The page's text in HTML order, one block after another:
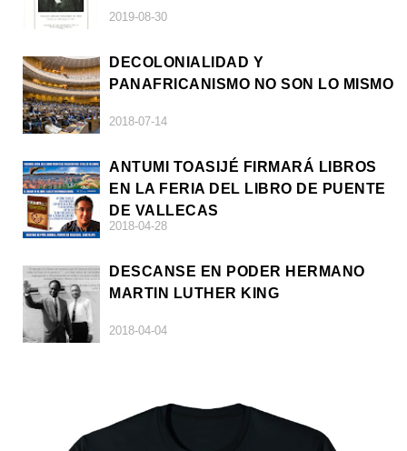
2019-08-30
DECOLONIALIDAD Y
PANAFRICANISMO NO SON LO MISMO
2018-07-14
ANTUMI TOASIJÉ FIRMARÁ LIBROS
EN LA FERIA DEL LIBRO DE PUENTE
DE VALLECAS
2018-04-28
DESCANSE EN PODER HERMANO
MARTIN LUTHER KING
2018-04-04